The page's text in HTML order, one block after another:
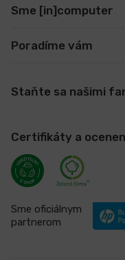
Sme [in]computer
Poradíme vám
Staňte sa našimi
Certifikáty a
Sme oficiálnym
partnerom